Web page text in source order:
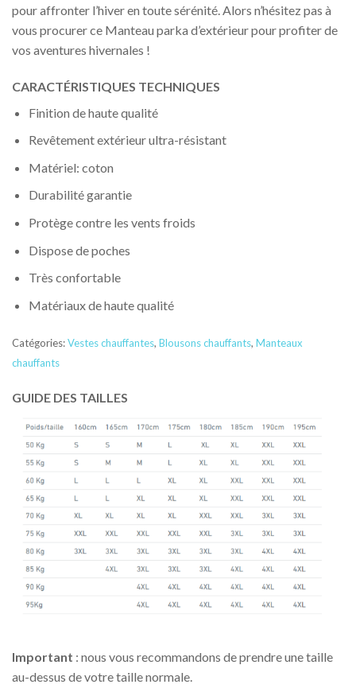
pour affronter l’hiver en toute sérénité. Alors n’hésitez pas à
vous procurer ce Manteau parka d’extérieur pour profiter de
vos aventures hivernales !
CARACTÉRISTIQUES TECHNIQUES
Finition de haute qualité
Revêtement extérieur ultra-résistant
Matériel: coton
Durabilité garantie
Protège contre les vents froids
Dispose de poches
Très confortable
Matériaux de haute qualité
Catégories:Vestes chauffantes, Blousons chauffants, Manteaux
chauffants
GUIDE DES TAILLES
Important : nous vous recommandons de prendre une taille
au-dessus de votre taille normale.